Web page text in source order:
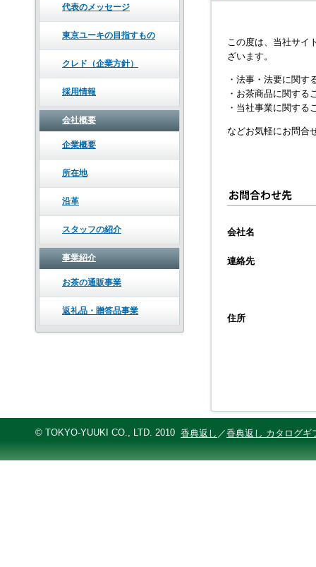
代表のメッセージ
東京ユーキの目指すもの
クレド（企業方針）
採用情報
会社概要
企業概要
所在地
沿革
スタッフの紹介
事業紹介
お茶の通販事業
返礼品・贈答品事業
この度は、当社サイ
ざいます。
・法事・法要に関す
・お茶商品に関する
・当社事業に関する
などお気軽にお問合
会社名
連絡先
住所
© TOKYO-YUUKI CO., LTD. 2010 香典返し ／香典返し カタログギ